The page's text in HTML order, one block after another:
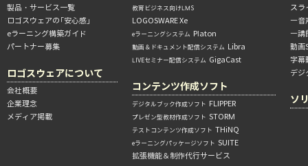
製品・サービス一覧
ロゴスウェアの「安心感」
eラーニング構築ガイド
パートナー募集
ロゴスウェアについて
会社概要
企業理念
メディア掲載
教育ビジネス向けLMS
LOGOSWARE Xe
eラーニングシステム Platon
動画＆ドキュメント配信システム Libra
LIVEセミナー配信システム GigaCast
コンテンツ作成ソフト
デジタルブック作成ソフト FLIPPER
プレゼン型教材作成ソフト STORM
テストコンテンツ作成ソフト THiNQ
eラーニングパッケージソフト SUITE
拡張機能＆制作代行サービス
スラ
―音
―講
動画
字幕
デジ
ソ